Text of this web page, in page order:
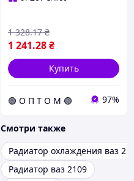
1 241.28₴
1 328.17 ₴
Купить
🟢 О П Т О М 🟢 97%
Смотри также
Радиатор охлаждения ваз
Радиатор ваз 2109